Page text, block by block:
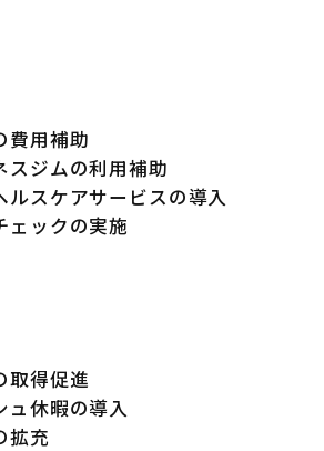
費用補助
スジムの利用補助
ルスケアサービスの導入
ェックの実施
取得促進
ュ休暇の導入
拡充